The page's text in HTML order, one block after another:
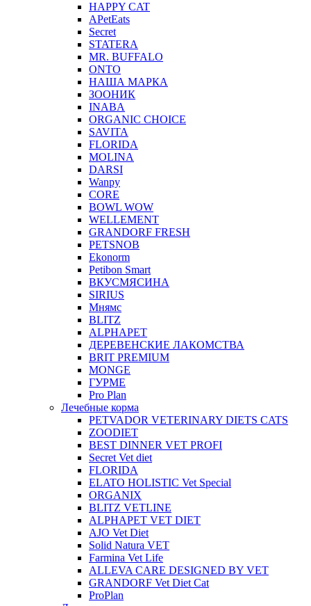
HAPPY CAT
APetEats
Secret
STATERA
MR. BUFFALO
ONTO
НАША МАРКА
ЗООНИК
INABA
ORGANIC CHOICE
SAVITA
FLORIDA
MOLINA
DARSI
Wanpy
CORE
BOWL WOW
WELLEMENT
GRANDORF FRESH
PETSNOB
Ekonorm
Petibon Smart
ВКУСМЯСИНА
SIRIUS
Мнямс
BLITZ
ALPHAPET
ДЕРЕВЕНСКИЕ ЛАКОМСТВА
BRIT PREMIUM
MONGE
ГУРМЕ
Pro Plan
Лечебные корма
PETVADOR VETERINARY DIETS CATS
ZOODIET
BEST DINNER VET PROFI
Secret Vet diet
FLORIDA
ELATO HOLISTIC Vet Special
ORGANIX
BLITZ VETLINE
ALPHAPET VET DIET
AJO Vet Diet
Solid Natura VET
Farmina Vet Life
ALLEVA CARE DESIGNED BY VET
GRANDORF Vet Diet Cat
ProPlan